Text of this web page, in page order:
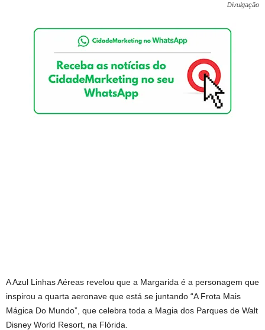
Divulgação
A Azul Linhas Aéreas revelou que a Margarida é a personagem que
inspirou a quarta aeronave que está se juntando “A Frota Mais
Mágica Do Mundo”, que celebra toda a Magia dos Parques de Walt
Disney World Resort, na Flórida.